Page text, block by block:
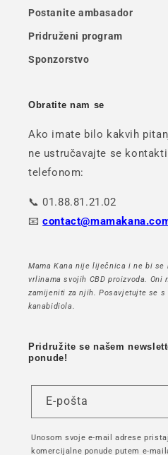
Postanite ambasador
Pridruženi program
Sponzorstvo
Obratite nam se
Ako imate bilo kakvih
ne ustručavajte se
telefonom:
📞 01.88.81.21.02
📧
Mama Kana nije liječnica i ne bi se
vrlinama svojih CBD proizvoda.
zamijeniti za njih. Posavjetujte se
kanabidiola.
Pridružite se našem
ponude!
E-pošta
Unosom svoje e-mail adrese
komercijalne ponude putem e-